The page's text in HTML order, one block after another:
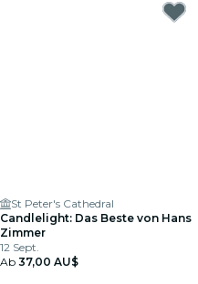
St Peter's Cathedral
Candlelight: Das Beste von Hans
Zimmer
12 Sept.
Ab 37,00 AU$